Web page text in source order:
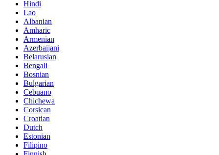
Hindi
Lao
Albanian
Amharic
Armenian
Azerbaijani
Belarusian
Bengali
Bosnian
Bulgarian
Cebuano
Chichewa
Corsican
Croatian
Dutch
Estonian
Filipino